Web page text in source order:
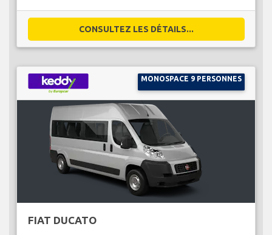
CONSULTEZ LES DÉTAILS...
MONOSPACE 9 PERSONNES
FIAT DUCATO